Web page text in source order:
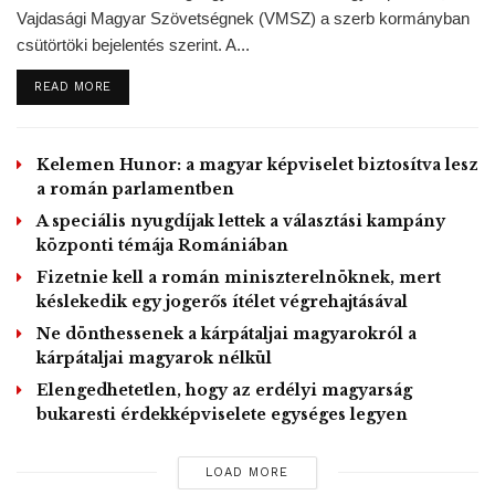
fajtáknak új funkciókat találni, és kinevelni a tenyésztők új
programok, köztük a most debütáló, a fajták küllemét,
viselkedését, értékeit szemléletesen és vonzó képi világgal
bemutató ismeretterjesztő film.
Csejtei Tamás, az alkotás rendezője elmondta, hogy a
szakmai követelmények maradéktalan figyelembevételével
együtt az érintett kutyák iránti érdeklődés, szeretet, illetve
rajongás felélesztése és megerősítése volt a cél,
elsősorban a gyermekek körében. Egyúttal a produkció
vezérmotívumaként említette annak megjelenítését, hogy
ezek az őshonos fajták tökéletesen integrálhatók a mai
Vajdasági Magyar Szövetségnek (VMSZ) a szerb kormányban
csütörtöki bejelentés szerint. A...
READ MOREDETAILS
Kelemen Hunor: a magyar képviselet biztosítva lesz
a román parlamentben
A speciális nyugdíjak lettek a választási kampány
központi témája Romániában
Fizetnie kell a román miniszterelnöknek, mert
késlekedik egy jogerős ítélet végrehajtásával
Ne dönthessenek a kárpátaljai magyarokról a
kárpátaljai magyarok nélkül
Elengedhetetlen, hogy az erdélyi magyarság
bukaresti érdekképviselete egységes legyen
LOAD MORE